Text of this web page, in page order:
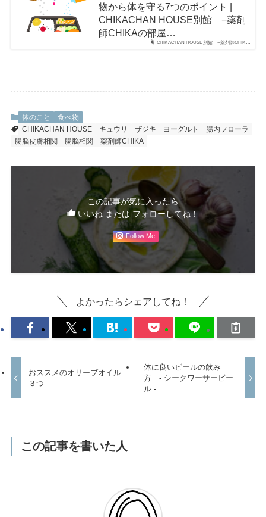
CHIKACHAN HOUSE別館 −薬剤師CHIK…
物から体を守る7つのポイント |
CHIKACHAN HOUSE別館 −薬剤
師CHIKAの部屋…
体のこと
食べ物
CHIKACHAN HOUSE
キュウリ ザジキ ヨーグルト
腸内フローラ
腸脳皮膚相関
腸脳相関 薬剤師CHIKA
この記事が気に入ったら
いいね または フォローしてね！
Follow Me
よかったらシェアしてね！
おススメのオリーブオイル
３つ
体に良いビールの飲み
方 - シークワーサービー
ル -
この記事を書いた人